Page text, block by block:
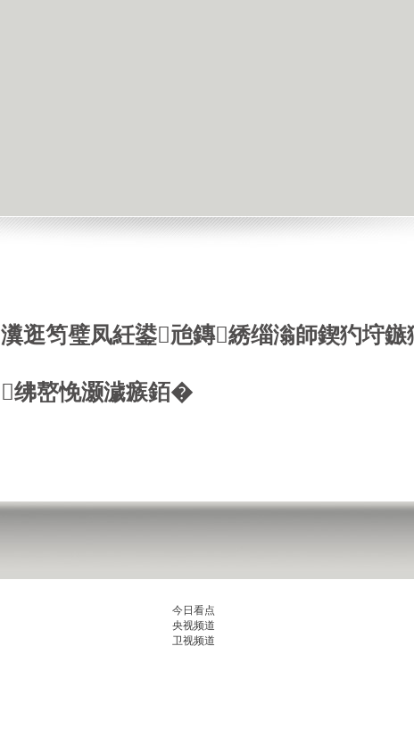
瀵逛笉璧凤紝鍙兘鏄綉缁滃師鍥犳垨
绋嶅悗灏濊瘯銆�
今日看点
央视频道
卫视频道